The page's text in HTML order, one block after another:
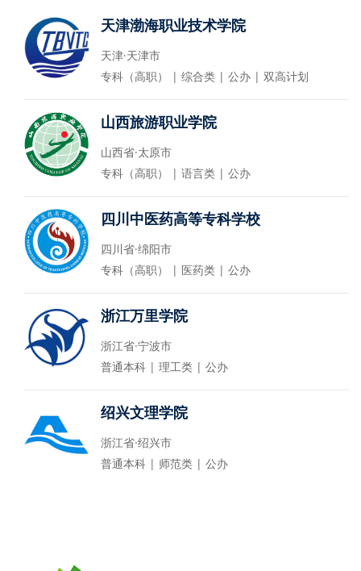
天津渤海职业技术学院
天津·天津市
专科（高职） | 综合类 | 公办 | 双高计划
山西旅游职业学院
山西省·太原市
专科（高职） | 语言类 | 公办
四川中医药高等专科学校
四川省·绵阳市
专科（高职） | 医药类 | 公办
浙江万里学院
浙江省·宁波市
普通本科 | 理工类 | 公办
绍兴文理学院
浙江省·绍兴市
普通本科 | 师范类 | 公办